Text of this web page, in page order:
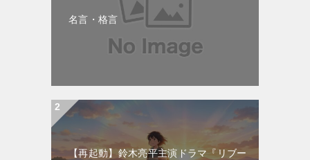
名言・格言
【再起動】鈴木亮平主演ドラマ『リブー